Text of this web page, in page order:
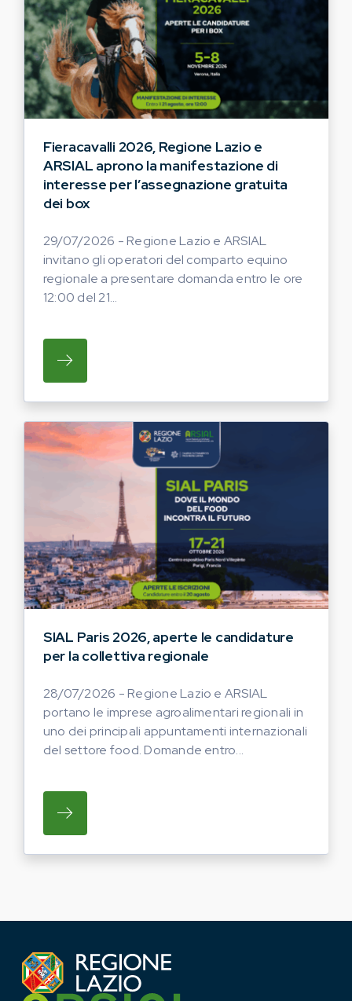
Fieracavalli 2026, Regione Lazio e
ARSIAL aprono la manifestazione di
interesse per l’assegnazione gratuita
dei box
29/07/2026 - Regione Lazio e ARSIAL
invitano gli operatori del comparto equino
regionale a presentare domanda entro le ore
12:00 del 21...
SU REGIONE LAZIO E ARSIAL INVITANO
SIAL Paris 2026, aperte le candidature
per la collettiva regionale
28/07/2026 - Regione Lazio e ARSIAL
portano le imprese agroalimentari regionali in
uno dei principali appuntamenti internazionali
del settore food. Domande entro...
SU REGIONE LAZIO E ARSIAL PORTANO